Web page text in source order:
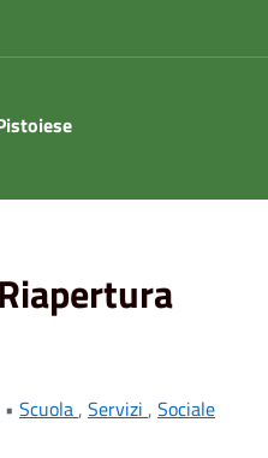
Scuola, Servizi , Sociale